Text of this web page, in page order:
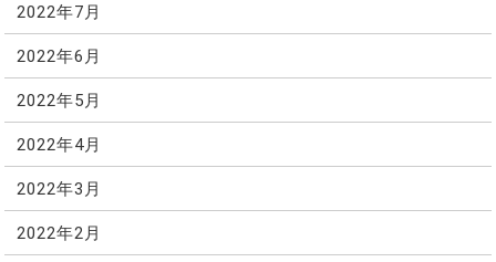
2022年7月
2022年6月
2022年5月
2022年4月
2022年3月
2022年2月